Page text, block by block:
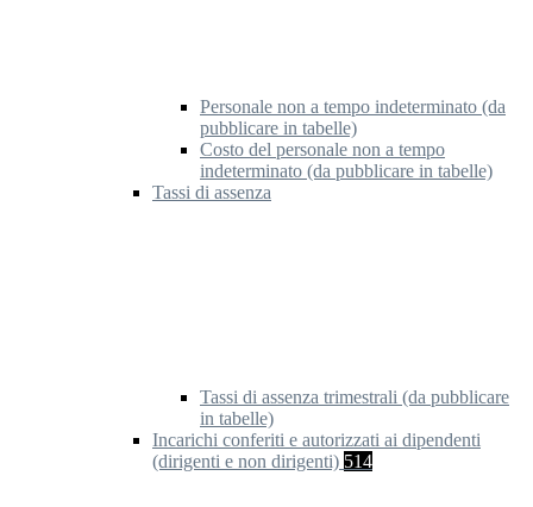
Personale non a tempo indeterminato (da
pubblicare in tabelle)
Costo del personale non a tempo
indeterminato (da pubblicare in tabelle)
Tassi di assenza
Tassi di assenza trimestrali (da pubblicare
in tabelle)
Incarichi conferiti e autorizzati ai dipendenti
(dirigenti e non dirigenti) 514